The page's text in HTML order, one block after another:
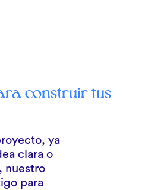
construir tus
ya
clara o
nuestro
para